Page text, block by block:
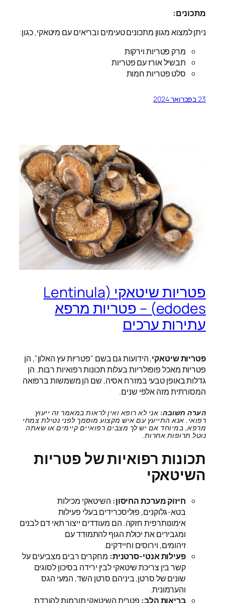
מתכונים:
ניתן למצוא מגוון מתכונים טעימים ובריאים עם מיטאקי, כגון:
מרק פטריות וירקות
תבשיל אורז עם פטריות
סלט פטריות חמות
23 בפברואר 2024
פטריות שיטאקי (Lentinula
edodes) – פטריות מרפא
עתירות ערכים
פטריות שיטאקי, הידועות גם בשם "פטריות עץ האלון", הן
פטריות מאכל פופולריות בעלות תכונות רפואיות רבות. הן
גדלות באופן טבעי במזרח אסיה, שם הן משמשות ברפואה
המסורתית מזה אלפי שנים.
הערה חשובה: אני לא רופא ואין לראות במאמר זה ייעוץ
רפואי. אנא התייעץ עם איש מקצוע מוסמך לפני נטילת צמחי
מרפא, במיוחד אם יש לך מצבים רפואיים קיימים או שאתה
נוטל תרופות אחרות.
תכונות רפואיות של פטריות
השיטאקי
חיזוק מערכת החיסון: השיטאקי מכילות
בטא-גלוקנים, פוליסכרידים בעלי פעילות
אימונותרפית חזקה. הם מעודדים ייצור תאי דם לבנים
ומגבירים את יכולת הגוף להתמודד עם
זיהומים, וירוסים וחיידקים.
פעילות אנטי-סרטנית: מחקרים רבים מצביעים על
קשר בין צריכת שיטאקי לבין ירידה בסיכון לסוגים
שונים של סרטן, ביניהם סרטן השד, המעי הגס
והערמונית.
בריאות הלב: פטרית השיטאקי תורמות להורדת